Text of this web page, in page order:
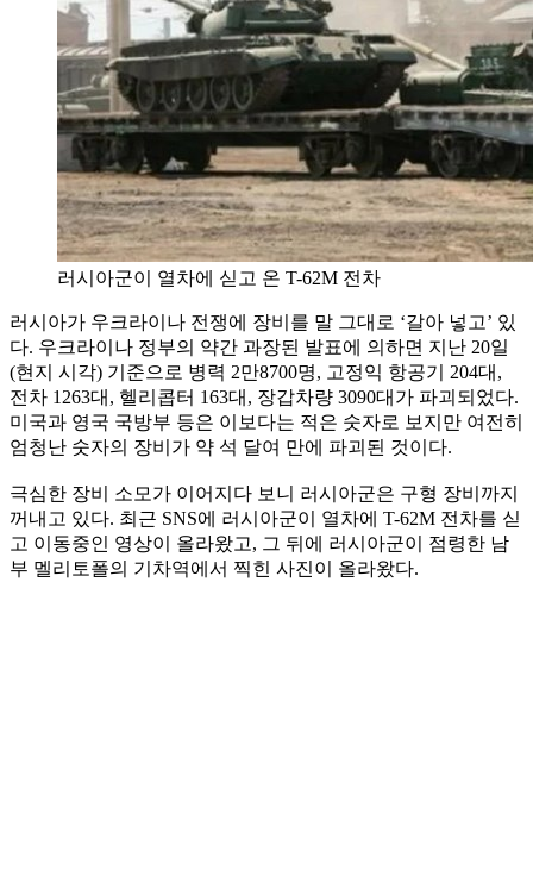
러시아군이 열차에 싣고 온 T-62M 전차
러시아가 우크라이나 전쟁에 장비를 말 그대로 ‘갈아 넣고’ 있
다. 우크라이나 정부의 약간 과장된 발표에 의하면 지난 20일
(현지 시각) 기준으로 병력 2만8700명, 고정익 항공기 204대,
전차 1263대, 헬리콥터 163대, 장갑차량 3090대가 파괴되었다.
미국과 영국 국방부 등은 이보다는 적은 숫자로 보지만 여전히
엄청난 숫자의 장비가 약 석 달여 만에 파괴된 것이다.
극심한 장비 소모가 이어지다 보니 러시아군은 구형 장비까지
꺼내고 있다. 최근 SNS에 러시아군이 열차에 T-62M 전차를 싣
고 이동중인 영상이 올라왔고, 그 뒤에 러시아군이 점령한 남
부 멜리토폴의 기차역에서 찍힌 사진이 올라왔다.